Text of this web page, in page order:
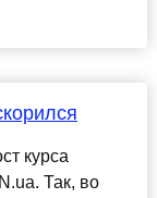
курса
Так, во